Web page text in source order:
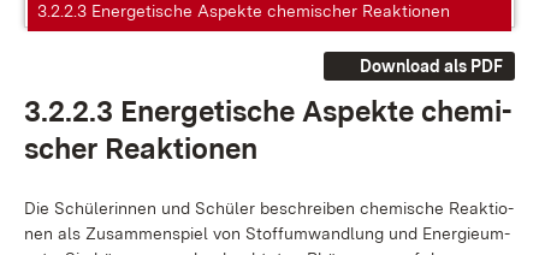
3.2.2.3 Energetische Aspekte chemischer Reaktionen
Download als PDF
3.2.2.3 En­er­ge­ti­sche As­pek­te che­mi­
scher Re­ak­tio­nen
Die Schü­le­rin­nen und Schü­ler be­schrei­ben che­mi­sche Re­ak­tio­
nen als Zu­sam­men­spiel von Stoff­um­wand­lung und En­er­gie­um­